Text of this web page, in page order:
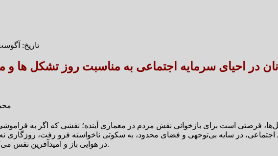
تاریخ: آگوست 14, 2025 زمان انتشار:
در احیای سرمایه اجتماعی به مناسبت روز تشکل ها
در سایه بی‌توجهی و فضای محدود، به سکوتی ناخواسته فرو رفت، روزگاری
در هوایی باز و امیدآفرین نفس می‌کشیدند، اما این میدان، آرام‌آرام تنگ و کم‌رونق شد.